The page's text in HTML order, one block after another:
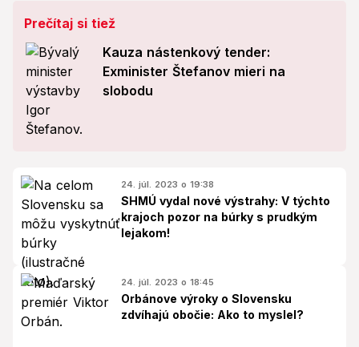
Prečítaj si tiež
Kauza nástenkový tender:
Exminister Štefanov mieri na
slobodu
24. júl. 2023 o 19:38
SHMÚ vydal nové výstrahy: V týchto
krajoch pozor na búrky s prudkým
lejakom!
24. júl. 2023 o 18:45
Orbánove výroky o Slovensku
zdvíhajú obočie: Ako to myslel?